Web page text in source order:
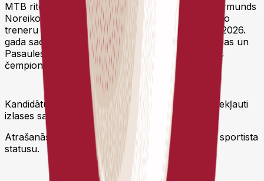
MTB riteņbraukšanā izlases darbu koordinēs Normunds
Noreiko. Pieredzes bagātais speciālists uz nākamo
treneru padomes sēdi izstrādās atlases kritērijus 2026.
gada sacensībām. Galvenais fokuss būs uz Eiropas un
Pasaules čempionātiem, kā arī Eiropas jaunatnes
čempionātu.
Kandidātu sarakstā iekļauti sportisti, kuri var tik iekļauti
izlases sastāvos.
Atrašanās kandidātu sarakstā nenozīmē izlases sportista
statusu.